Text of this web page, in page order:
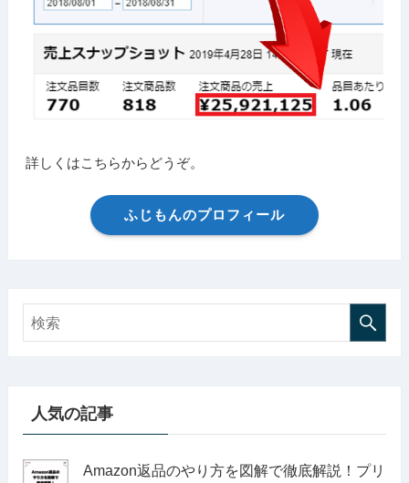
詳しくはこちらからどうぞ。
ふじもんのプロフィール
人気の記事
Amazon返品のやり方を図解で徹底解説！プリ